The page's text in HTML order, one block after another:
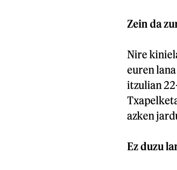
Zein da
Nire
euren
itzulian
azken
Ez duzu